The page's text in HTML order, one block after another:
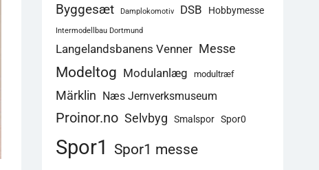
Byggesæt Damplokomotiv DSB Hobbymesse
Intermodellbau Dortmund
Langelandsbanens Venner Messe
Modeltog Modulanlæg modultræf
Märklin Næs Jernverksmuseum
Proinor.no Selvbyg Smalspor Spor0
Spor1 Spor1 messe